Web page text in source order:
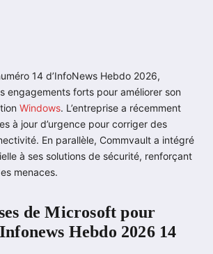
14 d’InfoNews Hebdo 2026,
engagements forts pour améliorer son
Windows. L’entreprise a récemment
à jour d’urgence pour corriger des
En parallèle, Commvault a intégré
à ses solutions de sécurité, renforçant
menaces.
de Microsoft pour
Hebdo 2026 14